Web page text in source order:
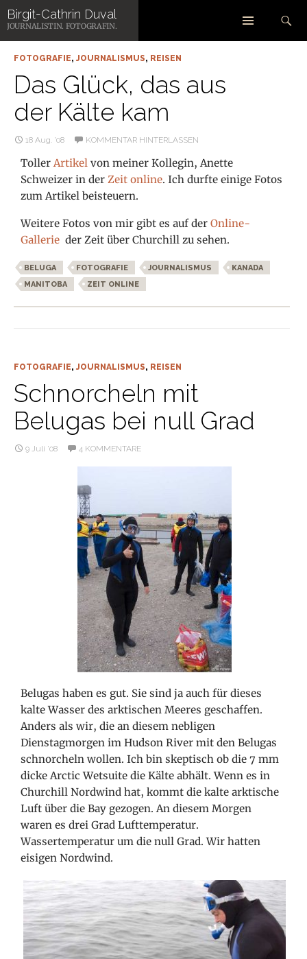
Zum
Inhalt
springen
Suchen
SCHLAGWORT-ARCHIV: BELUGA
FOTOGRAFIE, JOURNALISMUS, REISEN
Das Glück, das aus
der Kälte kam
18 Aug. ’08 KOMMENTAR HINTERLASSEN
TollerArtikel von meiner Kollegin, Anette
Schweizer in derZeit online. Ich durfte einige Fotos
zum Artikel beisteuern.
Weitere Fotos von mir gibt es auf derOnline-
Gallerie der Zeit über Churchill zu sehen.
BELUGA FOTOGRAFIE JOURNALISMUS
KANADA
MANITOBA
ZEIT ONLINE
FOTOGRAFIE, JOURNALISMUS, REISEN
Schnorcheln mit
Belugas bei null Grad
9 Juli ’08 4 KOMMENTARE
Belugas haben es gut. Sie sind ja auch für dieses
kalte Wasser des arktischen Meeres geschaffen.
Anders als wir, die an diesem nebligen
Dienstagmorgen im Hudson River mit den Belugas
schnorcheln wollen. Ich bin skeptisch ob die 7 mm
dicke Arctic Wetsuite die Kälte abhält. Wenn es in
Churchill Nordwind hat, kommt die kalte arktische
Luft über die Bay gezogen. An diesem Morgen
waren es drei Grad Lufttemperatur.
Wassertemperatur um die null Grad. Wir hatten
eisigen Nordwind.
Birgit-Cathrin Duval
JOURNALISTIN. FOTOGRAFIN.